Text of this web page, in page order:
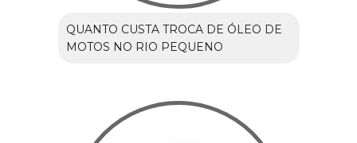
QUANTO CUSTA TROCA DE ÓLEO DE
MOTOS NO RIO PEQUENO